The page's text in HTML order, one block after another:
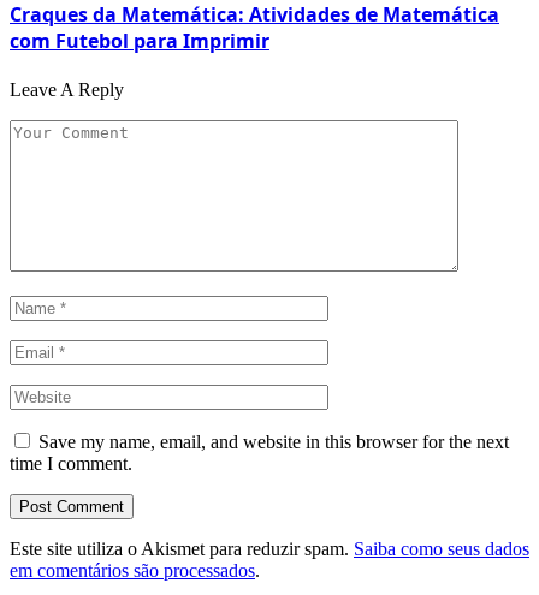
Craques da Matemática: Atividades de Matemática
com Futebol para Imprimir
Leave A Reply
Save my name, email, and website in this browser for the next
time I comment.
Este site utiliza o Akismet para reduzir spam. Saiba como seus dados
em comentários são processados.